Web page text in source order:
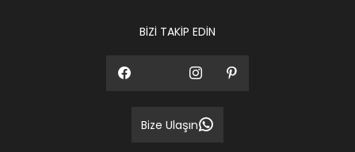
BİZİ TAKİP EDİN
Bize Ulaşın